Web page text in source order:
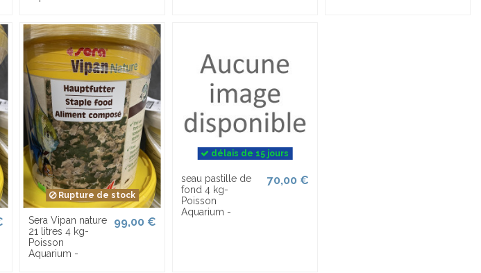
Rupture de stock
Sera Vipan nature
21 litres 4 kg-
Poisson
Aquarium -
99,00 €
délais de 15 jours
seau pastille de
fond 4 kg-
Poisson
Aquarium -
70,00 €